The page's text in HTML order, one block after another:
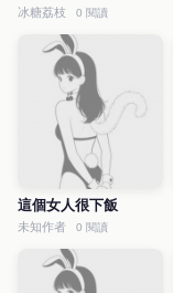
冰糖荔枝 0 閱讀
這個女人很下飯
未知作者 0 閱讀